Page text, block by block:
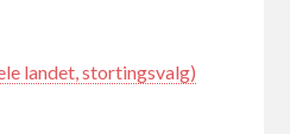
landet, stortingsvalg)